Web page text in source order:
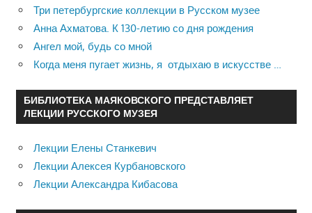
Три петербургские коллекции в Русском музее
Анна Ахматова. К 130-летию со дня рождения
Ангел мой, будь со мной
Когда меня пугает жизнь, я отдыхаю в искусстве …
БИБЛИОТЕКА МАЯКОВСКОГО ПРЕДСТАВЛЯЕТ
ЛЕКЦИИ РУССКОГО МУЗЕЯ
Лекции Елены Станкевич
Лекции Алексея Курбановского
Лекции Александра Кибасова